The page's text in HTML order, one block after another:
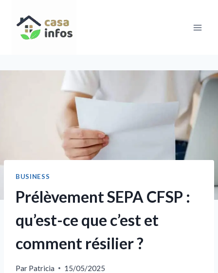
contenu
BUSINESS
Prélèvement SEPA CFSP :
qu’est-ce que c’est et
comment résilier ?
Par Patricia 15/05/2025